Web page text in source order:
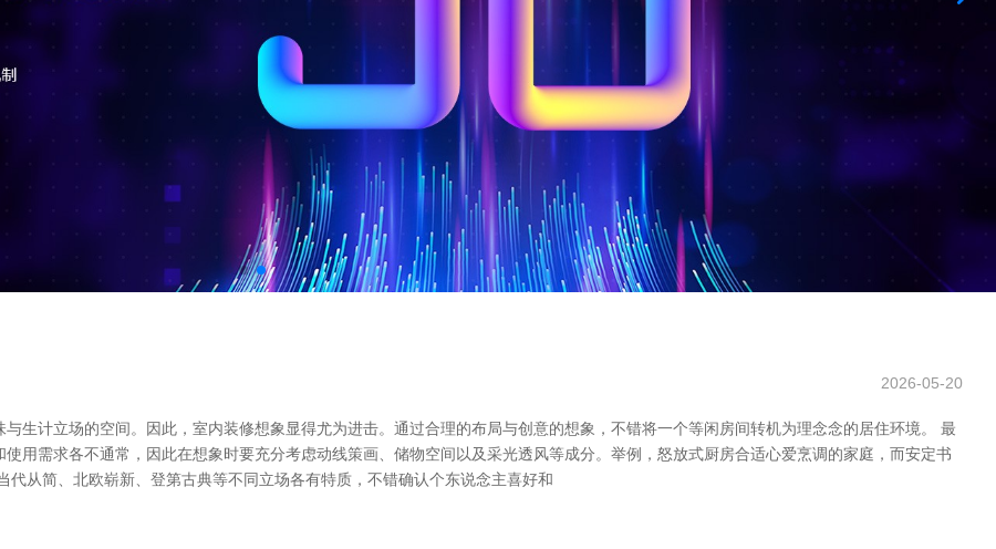
2026-05-20
生计立场的空间。因此，室内装修想象显得尤为进击。通过合理的布局与创意的想象，不错将一个等闲房间转机为理念念的居住环境。 最
用需求各不通常，因此在想象时要充分考虑动线策画、储物空间以及采光透风等成分。举例，怒放式厨房合适心爱烹调的家庭，而安定书
从简、北欧崭新、登第古典等不同立场各有特质，不错确认个东说念主喜好和